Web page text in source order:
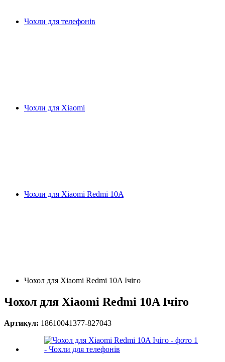
Чохли для телефонів
Чохли для Xiaomi
Чохли для Xiaomi Redmi 10A
Чохол для Xiaomi Redmi 10A Ічіго
Чохол для Xiaomi Redmi 10A Ічіго
Артикул: 18610041377-827043